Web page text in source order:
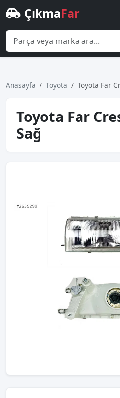
ÇıkmaFar
Anasayfa Toyota Toyota Far
Toyota Far
Sağ